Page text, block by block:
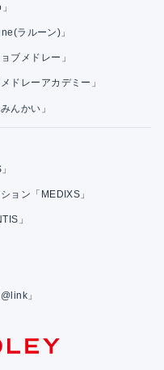
ラルーン)」
ブメドレー」
ドレーアカデミー」
んかい」
ョン「MEDIXS」
」
」